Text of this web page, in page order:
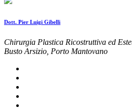
Dott. Pier Luigi Gibelli
Chirurgia Plastica Ricostruttiva ed
Busto Arsizio, Porto Mantovano